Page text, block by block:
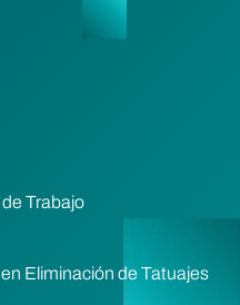
Trabajo
Eliminación de Tatuajes